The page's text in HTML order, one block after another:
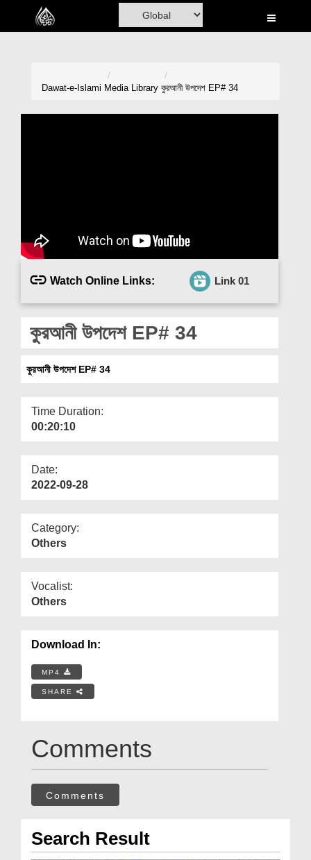
Home
Blog
Magazine
Our Websites
More
Dawat-e-Islami Media Library কুরআনী উপদেশ EP# 34
Watch Online Links: Link 01
কুরআনী উপদেশ EP# 34
কুরআনী উপদেশ EP# 34
Time Duration:
00:20:10
Date:
2022-09-28
Category:
Others
Vocalist:
Others
Download In:
MP4
SHARE
Comments
Comments
Search Result